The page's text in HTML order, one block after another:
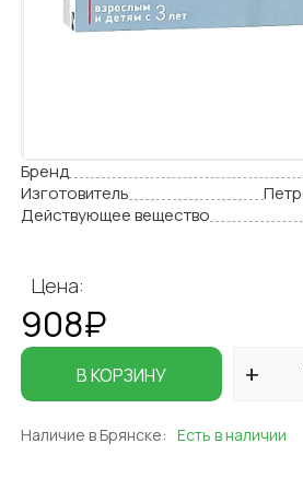
Бренд
Изготовитель
Действующее вещество
Цена:
908₽
В КОРЗИНУ
Наличие в Брянске: Есть в наличии